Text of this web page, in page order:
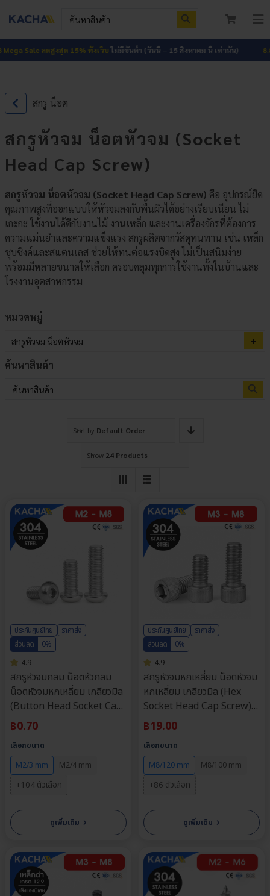
Search
for:
หน้าแรก
โปรโมชัน
ผลงาน
บทความ
ติดต่อเรา
เกี่ยวกับเรา
เข้าสู่ระบบ
Sale ลดสูงสุด 15% ทั้งเว็บไม่มีขั้นต่ำ (วันนี้ – 15 สิงหาคม นี้ เท่านั้น) 8.8
สกรู น็อต
สกรูหัวจม น็อตหัวจม (Socket
Head Cap Screw)
สกรูหัวจม น็อตหัวจม (Socket Head Cap Screw) คือ อุปกรณ์ยึด
คุณภาพสูงที่ออกแบบให้หัวจมลงกับพื้นผิวได้อย่างเรียบเนียน ไม่
เกะกะ ใช้งานได้ดีกับงานไม้ งานเหล็ก และงานเครื่องจักรที่ต้องการ
ความแม่นยำและความแข็งแรง สกรูผลิตจากวัสดุทนทาน เช่น เหล็ก
ชุบซิงค์และสแตนเลส ช่วยให้ทนต่อแรงบิดสูง ไม่เป็นสนิมง่าย
พร้อมมีหลายขนาดให้เลือก ครอบคลุมทุกการใช้งานทั้งในบ้านและ
โรงงานอุตสาหกรรม
หมวดหมู่
สกรูหัวจม น็อตหัวจม
ค้นหาสินค้า
Search
for:
Sort by Default Order
Show 24 Products
ประกันศูนย์ไทย
ราคาส่ง
ส่วนลด
0%
4.9
สกรูหัวจมกลม น็อตหัวกลม
น็อตหัวจมหกเหลี่ยม เกลียวมิล
(Button Head Socket Cap
Screw) วัสดุ: สแตนเลส 304 |
ขนาด M2, M2.5, M3, M4,
M5, M6, M8 | ความยาว: 3-
90 มม. | จำหน่ายราคาต่อตัว
฿0.70
เลือกขนาด
M2/3 mm
M2/4 mm
+104 ตัวเลือก
ดูเพิ่มเติม ›
ประกันศูนย์ไทย
ราคาส่ง
ส่วนลด
0%
4.9
สกรูหัวจมหกเหลี่ยม น็อตหัวจม
หกเหลี่ยม เกลียวมิล (Hex
Socket Head Cap Screw)
วัสดุ: สแตนเลส 304 | ขนาด
M3, M4, M5, M6, M8 |
ความยาว: 4-120 มม. |
จำหน่ายราคาต่อตัว
฿19.00
เลือกขนาด
M8/120 mm
M8/100 mm
+86 ตัวเลือก
ดูเพิ่มเติม ›